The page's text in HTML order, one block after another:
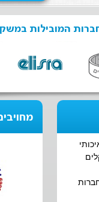
המובילות
ואיכותי
וחברות